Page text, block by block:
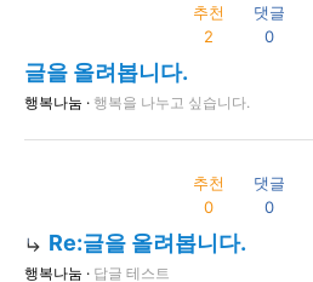
추천
2
댓글
0
글을 올려봅니다.
행복나눔 · 행복을 나누고 싶습니다.
추천
0
댓글
0
Re:글을 올려봅니다.
행복나눔 · 답글 테스트